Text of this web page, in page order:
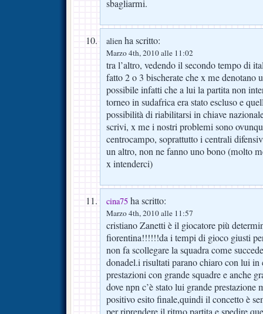
sbagliarmi.
alien ha scritto:
Marzo 4th, 2010 alle 11:02
tra l’altro, vedendo il secondo tempo di
fatto 2 o 3 bischerate che x me denotano
possibile infatti che a lui la partita non
torneo in sudafrica era stato escluso e
possibilità di riabilitarsi in chiave
scrivi, x me i nostri problemi sono
centrocampo, soprattutto i centrali
un altro, non ne fanno uno bono (molto
x intenderci)
cina75 ha scritto:
Marzo 4th, 2010 alle 11:57
cristiano Zanetti è il giocatore più
fiorentina!!!!!!da i tempi di gioco giusti
non fa scollegare la squadra come
donadel.i risultati parano chiaro con lui
prestazioni con grande squadre e anche
dove npn c’è stato lui grande prestazione
positivo esito finale,quindi il concetto è